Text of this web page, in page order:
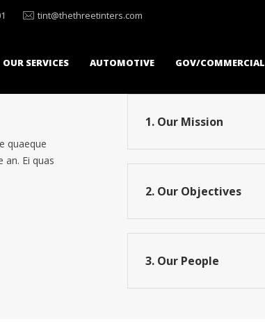
tint@thethreetinters.com
OUR SERVICES AUTOMOTIVE GOV/COMMERCIAL
quaeque
Ei quas
1. Our Mission
2. Our Objectives
3. Our People